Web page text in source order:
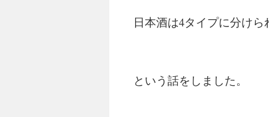
日本酒は4タイプに分けら
という話をしました。